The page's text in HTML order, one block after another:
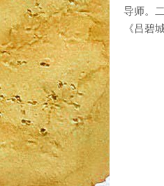
导师。
《吕碧